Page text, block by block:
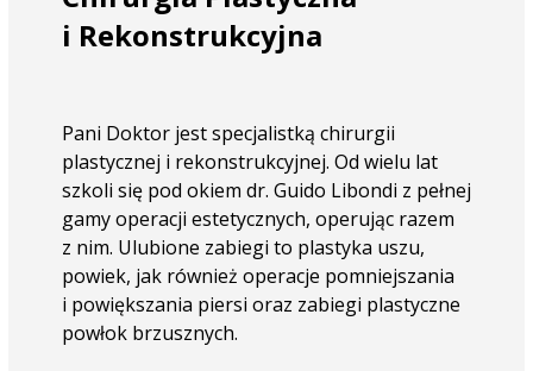
i Rekonstrukcyjna
Pani Doktor jest specjalistką chirurgii
plastycznej i rekonstrukcyjnej. Od wielu lat
szkoli się pod okiem dr. Guido Libondi z pełnej
gamy operacji estetycznych, operując razem
z nim. Ulubione zabiegi to plastyka uszu,
powiek, jak również operacje pomniejszania
i powiększania piersi oraz zabiegi plastyczne
powłok brzusznych.